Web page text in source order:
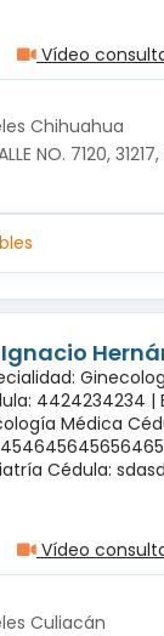
Vídeo
Chihuahua
NO. 7120,
Ignacio
4424234234 |
Médica
Cédula:
Vídeo
Culiacán